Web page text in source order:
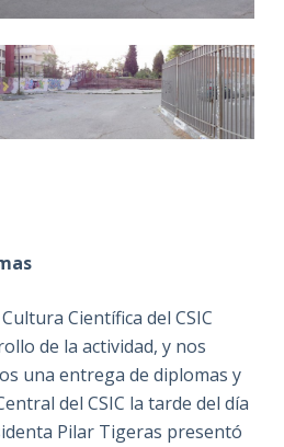
Científica del CSIC
de la actividad, y nos
una entrega de diplomas y
del CSIC la tarde del día
Pilar Tigeras presentó